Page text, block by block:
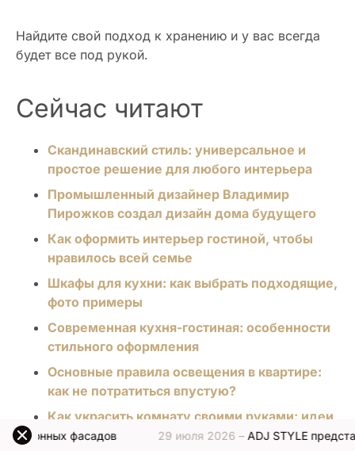
Найдите свой подход к хранению и у вас всегда
будет все под рукой.
Сейчас читают
Скандинавский стиль: универсальное и
простое решение для любого интерьера
Промышленный дизайнер Владимир
Пирожков создал дизайн дома будущего
Как оформить интерьер гостиной, чтобы
нравилось всей семье
Шкафы для кухни: как выбрать подходящие,
фото примеры
Современная кухня-гостиная: особенности
стильного оформления
Основные правила освещения в квартире:
как не потратиться впустую?
Как украсить комнату своими руками: идеи
для создания уютного интерьера
29 июля 2026 – ADJ STYLE представляет новую